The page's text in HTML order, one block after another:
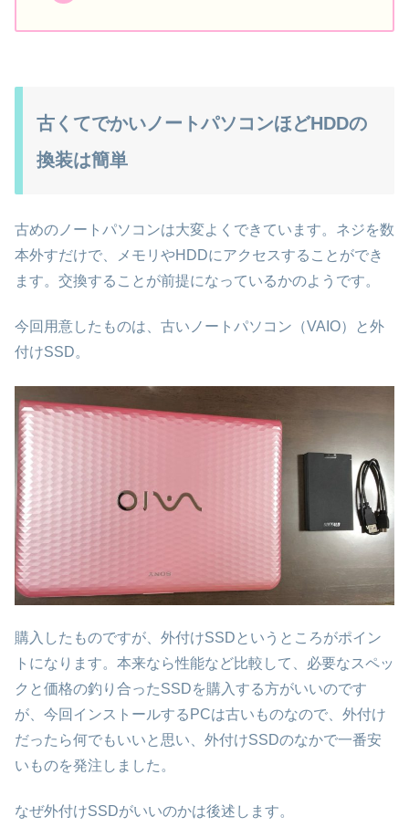
古くてでかいノートパソコンほどHDDの
換装は簡単
古めのノートパソコンは大変よくできています。ネジを数
本外すだけで、メモリやHDDにアクセスすることができ
ます。交換することが前提になっているかのようです。
今回用意したものは、古いノートパソコン（VAIO）と外
付けSSD。
購入したものですが、外付けSSDというところがポイン
トになります。本来なら性能など比較して、必要なスペッ
クと価格の釣り合ったSSDを購入する方がいいのです
が、今回インストールするPCは古いものなので、外付け
だったら何でもいいと思い、外付けSSDのなかで一番安
いものを発注しました。
なぜ外付けSSDがいいのかは後述します。